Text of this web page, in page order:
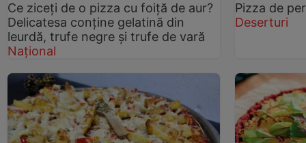
Ce ziceți de o pizza cu foiță de aur?
Delicatesa conține gelatină din
leurdă, trufe negre și trufe de vară
Național
Pizza de
Deserturi